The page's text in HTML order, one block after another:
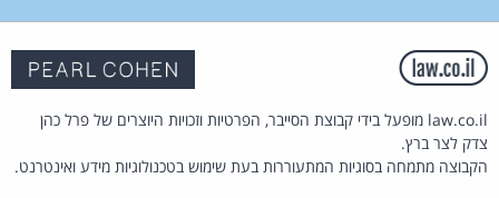
law.co.il מופעל בידי קבוצת הסייבר, הפרטיות וזכויות היוצרים של פרל כהן
צדק לצר ברץ.
הקבוצה מתמחה בסוגיות המתעוררות בעת שימוש בטכנולוגיות מידע ואינטרנט.